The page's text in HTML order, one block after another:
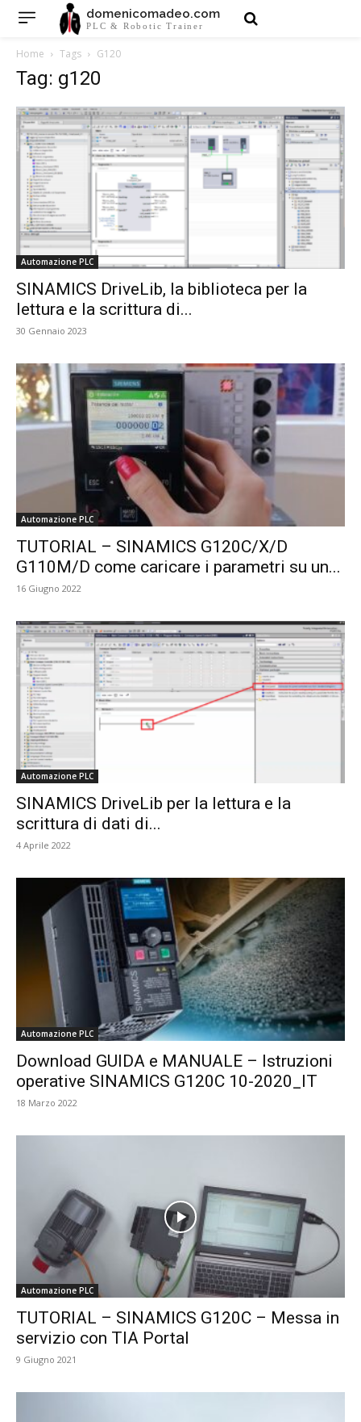
domenicomadeo.com
PLC & Robotic Trainer
Home Tags G120
Tag: g120
Automazione PLC
SINAMICS DriveLib, la biblioteca per la
lettura e la scrittura di...
30 Gennaio 2023
Automazione PLC
TUTORIAL – SINAMICS G120C/X/D
G110M/D come caricare i parametri su un...
16 Giugno 2022
Automazione PLC
SINAMICS DriveLib per la lettura e la
scrittura di dati di...
4 Aprile 2022
Automazione PLC
Download GUIDA e MANUALE – Istruzioni
operative SINAMICS G120C 10-2020_IT
18 Marzo 2022
Automazione PLC
TUTORIAL – SINAMICS G120C – Messa in
servizio con TIA Portal
9 Giugno 2021